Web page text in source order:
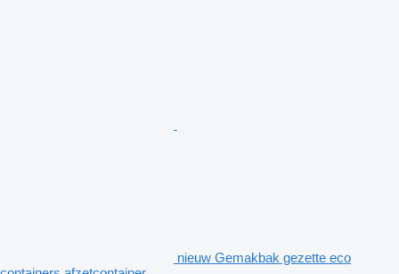
nieuw Gemakbak gezette eco